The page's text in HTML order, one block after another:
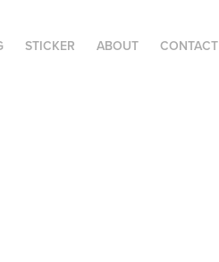
STICKER ABOUT CONTACT